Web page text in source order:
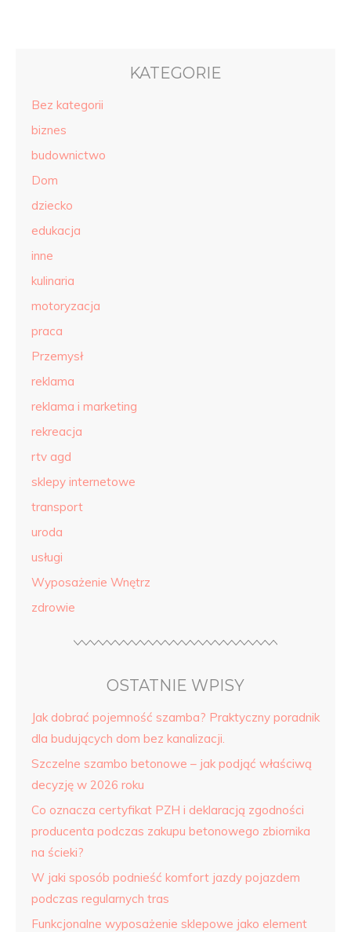
KATEGORIE
Bez kategorii
biznes
budownictwo
Dom
dziecko
edukacja
inne
kulinaria
motoryzacja
praca
Przemysł
reklama
reklama i marketing
rekreacja
rtv agd
sklepy internetowe
transport
uroda
usługi
Wyposażenie Wnętrz
zdrowie
OSTATNIE WPISY
Jak dobrać pojemność szamba? Praktyczny poradnik
dla budujących dom bez kanalizacji.
Szczelne szambo betonowe – jak podjąć właściwą
decyzję w 2026 roku
Co oznacza certyfikat PZH i deklaracją zgodności
producenta podczas zakupu betonowego zbiornika
na ścieki?
W jaki sposób podnieść komfort jazdy pojazdem
podczas regularnych tras
Funkcjonalne wyposażenie sklepowe jako element